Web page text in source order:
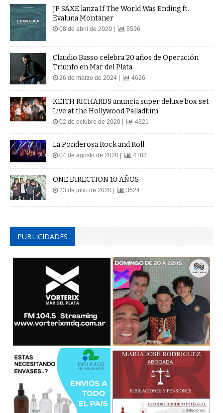
JP SAXE lanza If The World Was Ending ft.
Evaluna Montaner
08 de abril de 2020 | 5596
Claudio Basso celebra 20 años de Operación
Triunfo en Mar del Plata
26 de marzo de 2024 | 4626
KEITH RICHARDS anuncia super deluxe box set
Live at the Hollywood Palladium
02 de octubre de 2020 | 4321
La Ponderosa Rock and Roll
04 de agosto de 2020 | 4183
ONE DIRECTION 10 AÑOS
23 de julio de 2020 | 3524
PUBLICIDADES